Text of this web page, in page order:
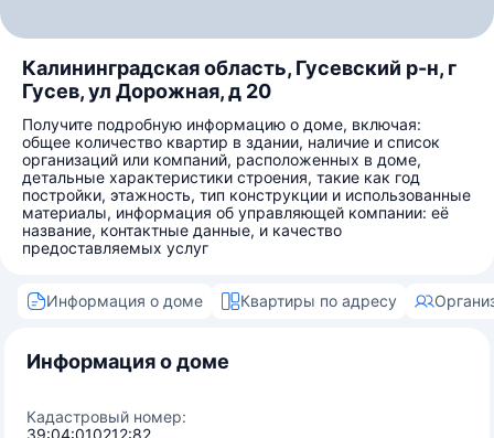
Калининградская область, Гусевский р-н, г
Гусев, ул Дорожная, д 20
Получите подробную информацию о доме, включая:
общее количество квартир в здании, наличие и список
организаций или компаний, расположенных в доме,
детальные характеристики строения, такие как год
постройки, этажность, тип конструкции и использованные
материалы, информация об управляющей компании: её
название, контактные данные, и качество
предоставляемых услуг
Информация о доме Квартиры по адресу
Информация о доме
Кадастровый номер:
39:04:010212:82